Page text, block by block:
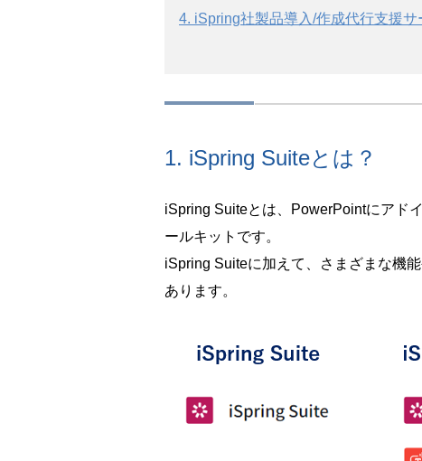
4. iSpring社製品導入/作成代行支援サ
1. iSpring Suiteとは？
iSpring Suiteとは、PowerPointにアド
ールキットです。
iSpring Suiteに加えて、さまざまな機
あります。